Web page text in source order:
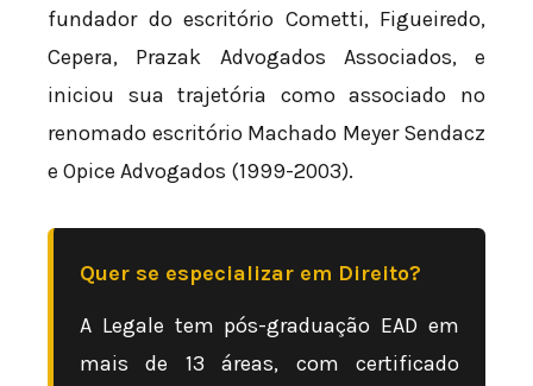
fundador do escritório Cometti, Figueiredo,
Cepera, Prazak Advogados Associados, e
iniciou sua trajetória como associado no
renomado escritório Machado Meyer Sendacz
e Opice Advogados (1999-2003).
Quer se especializar em Direito?
A Legale tem pós-graduação EAD em
mais de 13 áreas, com certificado